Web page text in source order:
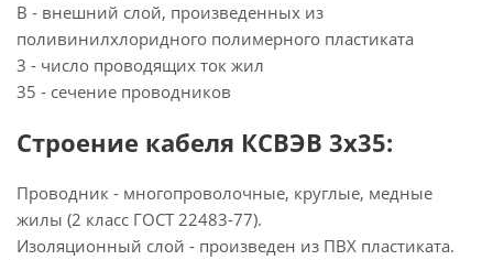
В - внешний слой, произведенных из
поливинилхлоридного полимерного пластиката
3 - число проводящих ток жил
35 - сечение проводников
Строение кабеля КСВЭВ 3х35:
Проводник - многопроволочные, круглые, медные
жилы (2 класс ГОСТ 22483-77).
Изоляционный слой - произведен из ПВХ пластиката.